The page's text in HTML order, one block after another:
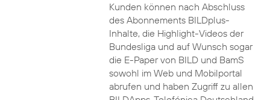
Kunden können nach Abschluss
des Abonnements BILDplus-
Inhalte, die Highlight-Videos der
Bundesliga und auf Wunsch sogar
die E-Paper von BILD und BamS
sowohl im Web und Mobilportal
abrufen und haben Zugriff zu allen